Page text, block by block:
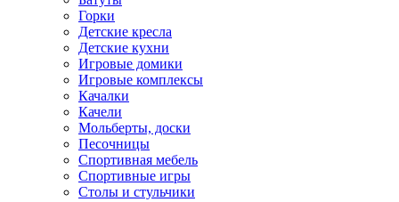
Горки
Детские кресла
Детские кухни
Игровые домики
Игровые комплексы
Качалки
Качели
Мольберты, доски
Песочницы
Спортивная мебель
Спортивные игры
Столы и стульчики